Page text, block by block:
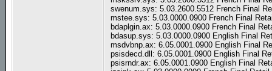
swenum.sys: 5.03.2600.5512 French Final
mstee.sys: 5.03.0000.0900 French Final
bdaplgin.ax: 5.03.0000.0900 French Final
bdasup.sys: 5.03.0000.0900 English Final
msdvbnp.ax: 6.05.0001.0900 English Final
psisdecd.dll: 6.05.0001.0900 English Final
psisrndr.ax: 6.05.0001.0900 English Final